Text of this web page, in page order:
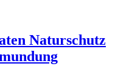
Naturschutz